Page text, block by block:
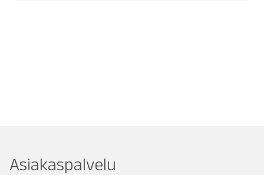
Asiakaspalvelu